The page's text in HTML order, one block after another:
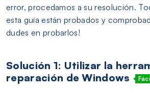
error, procedamos a su resolución.
esta guía están probados y
dudes en probarlos!
Solución 1: Utilizar la
reparación de Windows